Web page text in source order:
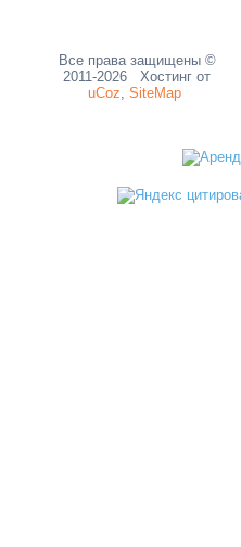
Все права защищены ©
2011-2026 Хостинг от
uCoz SiteMap